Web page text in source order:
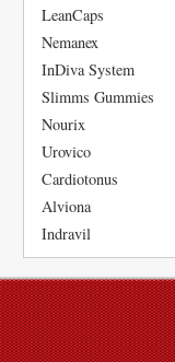
LeanCaps
Nemanex
InDiva System
Slimms Gummies
Nourix
Urovico
Cardiotonus
Alviona
Indravil